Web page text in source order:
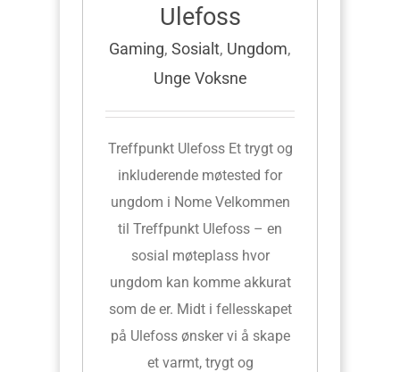
Ulefoss
Gaming, Sosialt, Ungdom,
Unge Voksne
Treffpunkt Ulefoss Et trygt og
inkluderende møtested for
ungdom i Nome Velkommen
til Treffpunkt Ulefoss – en
sosial møteplass hvor
ungdom kan komme akkurat
som de er. Midt i fellesskapet
på Ulefoss ønsker vi å skape
et varmt, trygt og